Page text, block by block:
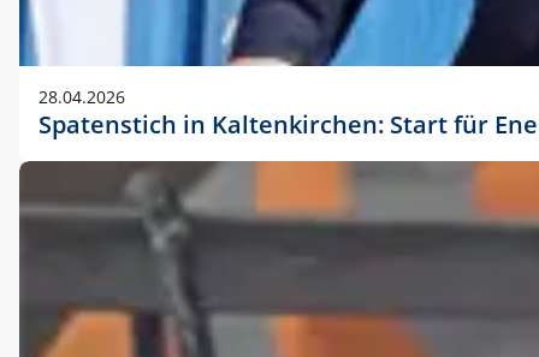
28.04.2026
Spatenstich in Kaltenkirchen: Start für